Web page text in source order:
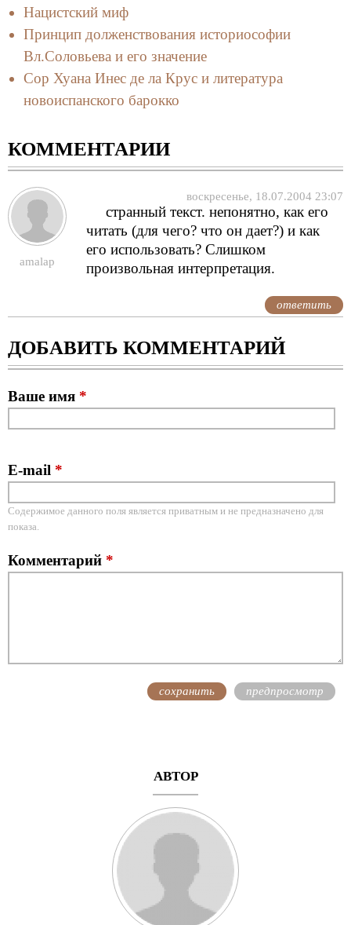
Нацистский миф
Принцип долженствования историософии
Вл.Соловьева и его значение
Сор Хуана Инес де ла Крус и литература
новоиспанского барокко
КОММЕНТАРИИ
amalap
воскресенье, 18.07.2004 23:07
странный текст. непонятно, как его
читать (для чего? что он дает?) и как
его использовать? Слишком
произвольная интерпретация.
ответить
ДОБАВИТЬ КОММЕНТАРИЙ
Ваше имя *
E-mail *
Содержимое данного поля является приватным и не предназначено для
показа.
Комментарий *
АВТОР